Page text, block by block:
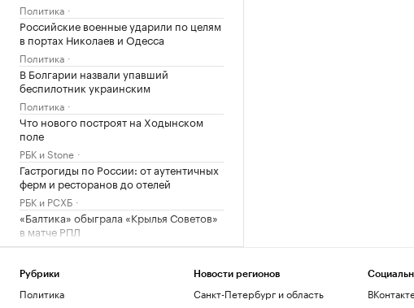
Политика
Российские военные ударили по целям
в портах Николаев и Одесса
Политика
В Болгарии назвали упавший
беспилотник украинским
Политика
Что нового построят на Ходынском
поле
РБК и Stone
Гастрогиды по России: от аутентичных
ферм и ресторанов до отелей
РБК и РСХБ
«Балтика» обыграла «Крылья Советов»
в матче РПЛ
Спорт
российского СПГ
Экономика
Рубрики
Политика
Новости регионов
Санкт-Петербург и область